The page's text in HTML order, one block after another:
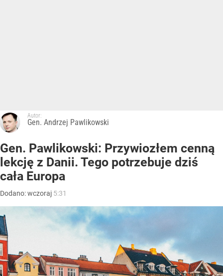
Autor:
Gen. Andrzej Pawlikowski
Gen. Pawlikowski: Przywiozłem cenną
lekcję z Danii. Tego potrzebuje dziś
cała Europa
Dodano:wczoraj 5:31